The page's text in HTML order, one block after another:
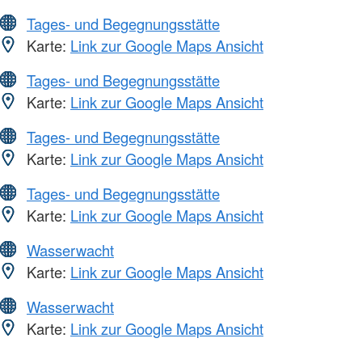
Tages- und Begegnungsstätte
Karte: Link zur Google Maps Ansicht
Tages- und Begegnungsstätte
Karte: Link zur Google Maps Ansicht
Tages- und Begegnungsstätte
Karte: Link zur Google Maps Ansicht
Tages- und Begegnungsstätte
Karte: Link zur Google Maps Ansicht
Wasserwacht
Karte: Link zur Google Maps Ansicht
Wasserwacht
Karte: Link zur Google Maps Ansicht